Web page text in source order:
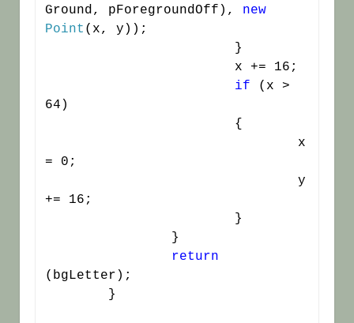
Ground, pForegroundOff), new
Point (x, y));
if (x >
64)
= 0;
+= 16;
return
(bgLetter);